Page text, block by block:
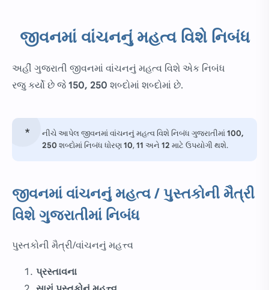
જીવનમાં વાંચનનું મહત્વ વિશે નિબંધ
અહીં ગુજરાતી જીવનમાં વાંચનનું મહત્વ વિશે એક નિબંધ
રજુ કર્યો છે જે 150, 250 શબ્દોમાં શબ્દોમાં છે.
નીચે આપેલ જીવનમાં વાંચનનું મહત્વ વિશે નિબંધ ગુજરાતીમાં100,
250 શબ્દોમાં નિબંધ ધોરણ10,11 અને 12 માટે ઉપયોગી થશે.
જીવનમાં વાંચનનું મહત્વ / પુસ્તકોની મૈત્રી
વિશે ગુજરાતીમાં નિબંધ
પુસ્તકોની મૈત્રી/વાંચનનું મહત્ત્વ
પ્રસ્તાવના